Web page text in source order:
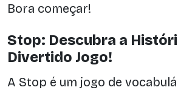
Bora começar!
Stop: Descubra a
Divertido Jogo!
A Stop é um jogo de